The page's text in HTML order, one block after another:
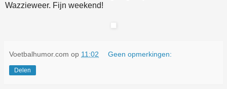
Wazzieweer. Fijn weekend!
Voetbalhumor.com op 11:02 Geen opmerkingen:
Delen